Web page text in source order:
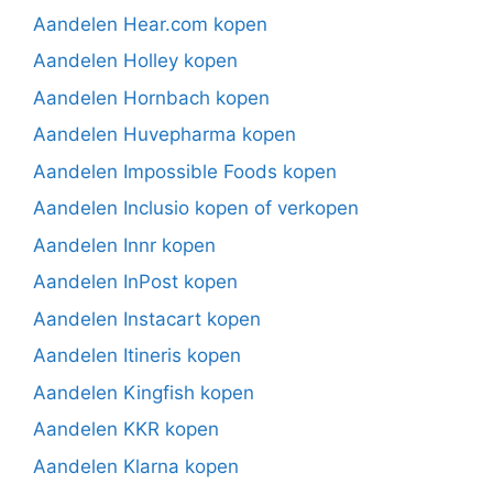
Aandelen Hear.com kopen
Aandelen Holley kopen
Aandelen Hornbach kopen
Aandelen Huvepharma kopen
Aandelen Impossible Foods kopen
Aandelen Inclusio kopen of verkopen
Aandelen Innr kopen
Aandelen InPost kopen
Aandelen Instacart kopen
Aandelen Itineris kopen
Aandelen Kingfish kopen
Aandelen KKR kopen
Aandelen Klarna kopen